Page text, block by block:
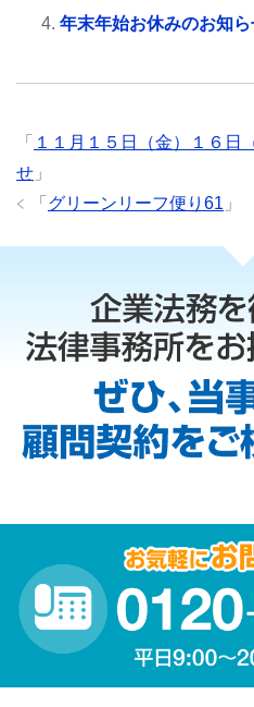
年末年始お休みのお知ら
「 １１月１５日（金）１６日
せ 」
「 グリーンリーフ便り61 」